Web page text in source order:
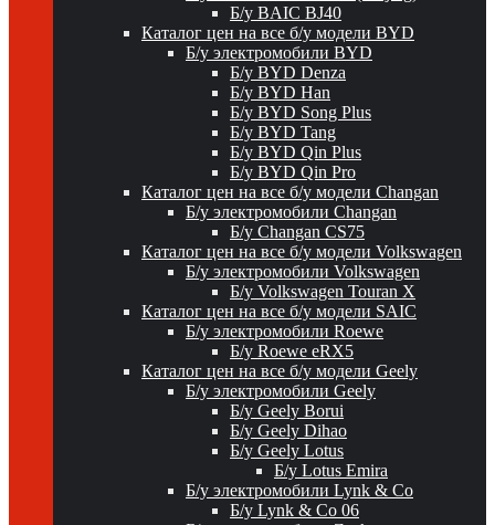
Б/у BAIC BJ40
Каталог цен на все б/у модели BYD
Б/у электромобили BYD
Б/у BYD Denza
Б/у BYD Han
Б/у BYD Song Plus
Б/у BYD Tang
Б/у BYD Qin Plus
Б/у BYD Qin Pro
Каталог цен на все б/у модели Changan
Б/у электромобили Changan
Б/у Changan CS75
Каталог цен на все б/у модели Volkswagen
Б/у электромобили Volkswagen
Б/у Volkswagen Touran X
Каталог цен на все б/у модели SAIC
Б/у электромобили Roewe
Б/у Roewe eRX5
Каталог цен на все б/у модели Geely
Б/у электромобили Geely
Б/у Geely Borui
Б/у Geely Dihao
Б/у Geely Lotus
Б/у Lotus Emira
Б/у электромобили Lynk & Co
Б/у Lynk & Co 06